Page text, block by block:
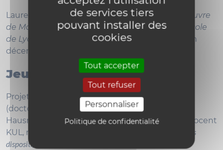
de services tiers
pouvant installer des
cookies
Tout accepter
Tout refuser
Personnaliser
Politique de confidentialité
Laurent Chabert (ULB) –« Socio-analyse de l’œuvre
de Marcel Colin (1922-2001) : une « deuxième école
de Lyon » ?
(Présentation de thèse défendue en
décembre 2021)
Jeudi 9 Mars MORE 78
Projet doctoral d'Anne-Isabelle Thuysbaert
(doctorante au CRID&P), dirigé par Jean-Marc
Hausman (Chargé de cours UCLouvain & Gastdocent
KUL, membre du CRID&P) -
La thèse a pour objet les
dispositifs visant à prévenir, limiter, prendre en charge et